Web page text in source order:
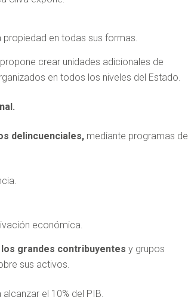
propiedad en todas sus formas.
crear unidades adicionales de
en todos los niveles del Estado.
delincuenciales, mediante programas de
económica.
los grandes contribuyentesy grupos
sus activos.
el 10% del PIB.